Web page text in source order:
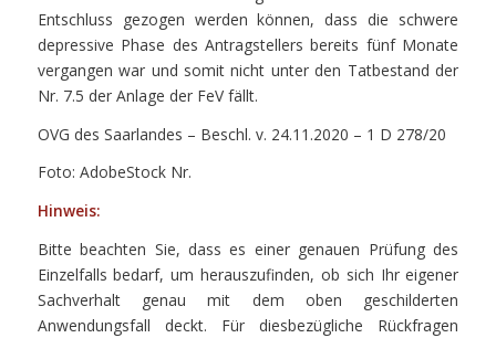
Entschluss gezogen werden können, dass die schwere
depressive Phase des Antragstellers bereits fünf Monate
vergangen war und somit nicht unter den Tatbestand der
Nr. 7.5 der Anlage der FeV fällt.
OVG des Saarlandes – Beschl. v. 24.11.2020 – 1 D 278/20
Foto: AdobeStock Nr.
Hinweis:
Bitte beachten Sie, dass es einer genauen Prüfung des
Einzelfalls bedarf, um herauszufinden, ob sich Ihr eigener
Sachverhalt genau mit dem oben geschilderten
Anwendungsfall deckt. Für diesbezügliche Rückfragen